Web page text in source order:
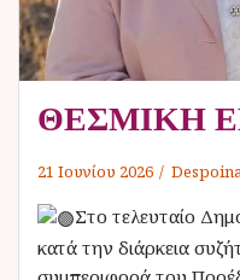
ΘΕΣΜΙΚΗ
21 Ιουνίου 2026
Στο τελευταίο
κατά την διάρκεια